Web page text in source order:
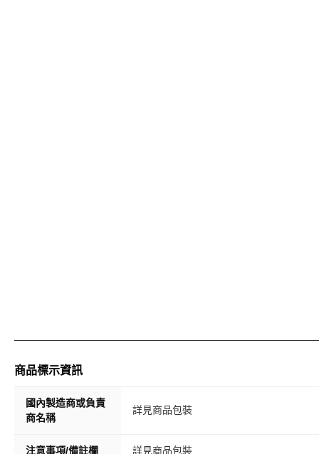
商品標示資訊
國內製造商或負責
商名稱
詳見商品包裝
注意事項/備註欄 詳見商品包裝